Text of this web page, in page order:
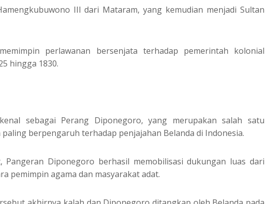
III dari Mataram, yang kemudian menjadi Sultan
perlawanan bersenjata terhadap pemerintah kolonial
hingga 1830.
sebagai Perang Diponegoro, yang merupakan salah satu
berpengaruh terhadap penjajahan Belanda di Indonesia.
Pangeran Diponegoro berhasil memobilisasi dukungan luas dari
pemimpin agama dan masyarakat adat.